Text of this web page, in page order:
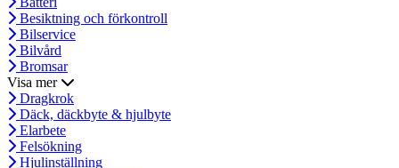
Besiktning och förkontroll
Bilservice
Bilvård
Bromsar
Visa mer
Dragkrok
Däck, däckbyte & hjulbyte
Elarbete
Felsökning
Hjulinställning